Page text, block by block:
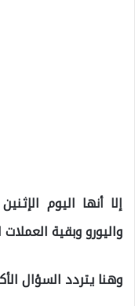
إلا أنها اليوم
واليورو وبقية العملات
وهنا يتردد السؤال